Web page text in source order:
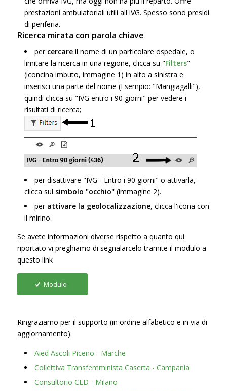
prestazioni ambulatoriali utili all'IVG. Spesso sono presidi
di periferia.
Ricerca mirata con parola chiave
per cercareil nome di un particolare ospedale, o
limitare la ricerca in una regione, clicca su "Filters"
(iconcina imbuto, immagine 1) in alto a sinistra e
inserisci una parte del nome (Esempio: "Mangiagalli"),
quindi clicca su "IVG entro i 90 giorni" per vedere i
risultati di ricerca;
per disattivare "IVG - Entro i 90 giorni" o attivarla,
clicca sul simbolo "occhio"(immagine 2).
per attivare la geolocalizzazione, clicca l'icona con
il mirino.
Se avete informazioni diverse rispetto a quanto qui
riportato vi preghiamo di segnalarcelo tramite il modulo a
questo link
Modulo
Ringraziamo per il supporto (in ordine alfabetico e in via di
aggiornamento):
Aied Ascoli Piceno - Marche
Collettiva Transfemminista Caserta - Campania
Consultorio CED - Milano